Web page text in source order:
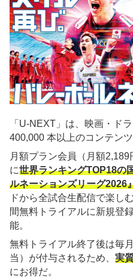
「U-NEXT」は、映画・ド
400,000 本以上のコンテン
月額プラン会員（月額
に世界ランキングTOP18の
ルネーションズリーグ2026
ドから全試合生配信で楽し
間無料トライアルに新規登
能。
無料トライアル終了後は毎
当）が付与されるため、 実
にお得だ。